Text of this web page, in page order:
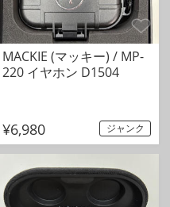
MACKIE (マッキー) / MP-
220 イヤホン D1504
¥6,980 ジャンク